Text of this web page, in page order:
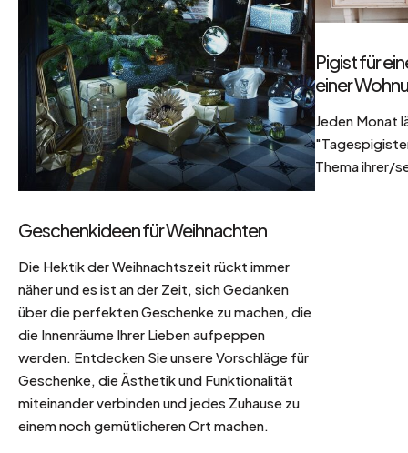
Geschenkideen für Weihnachten
Die Hektik der Weihnachtszeit rückt immer
näher und es ist an der Zeit, sich Gedanken
über die perfekten Geschenke zu machen, die
die Innenräume Ihrer Lieben aufpeppen
werden. Entdecken Sie unsere Vorschläge für
Geschenke, die Ästhetik und Funktionalität
miteinander verbinden und jedes Zuhause zu
einem noch gemütlicheren Ort machen.
Pigist für
einer
Jeden Monat
Thema ihrer/